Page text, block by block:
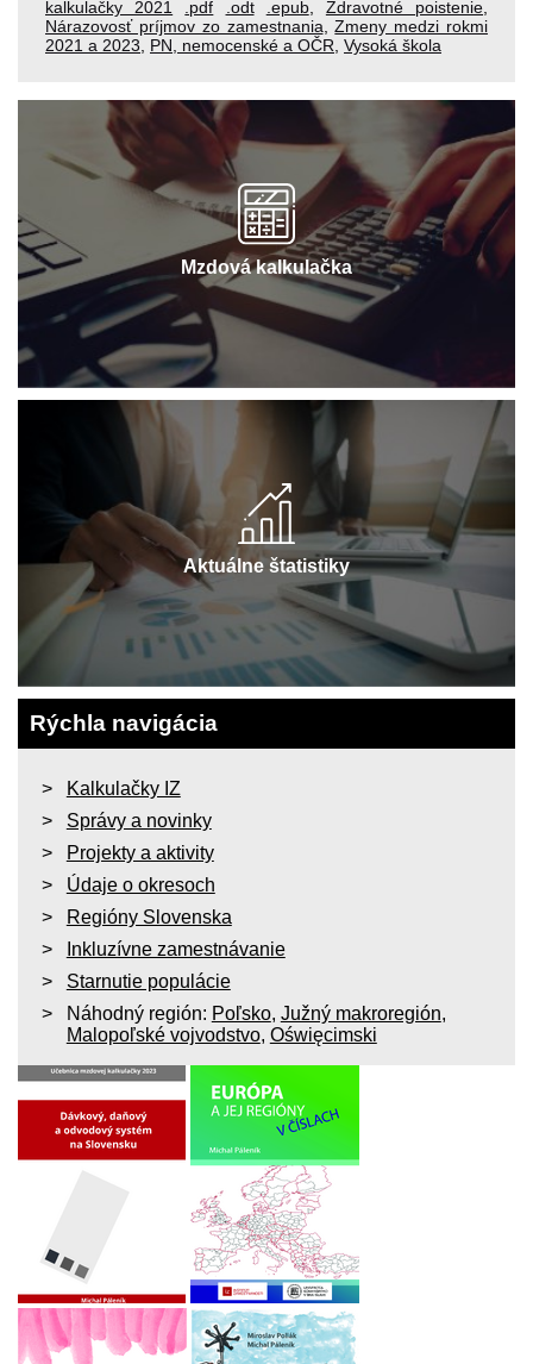
kalkulačky 2021 .pdf .odt .epub, Zdravotné poistenie
Nárazovosť príjmov zo zamestnania ,Zmeny medzi rokmi
2021 a 2023
PN, nemocenské a OČR Vysoká škola
Mzdová kalkulačka
Aktuálne štatistiky
Rýchla navigácia
Kalkulačky IZ
Správy a novinky
Projekty a aktivity
Údaje o okresoch
Regióny Slovenska
Inkluzívne zamestnávanie
Starnutie populácie
Náhodný región: Poľsko, Južný makroregión,
Malopoľské vojvodstvo, Oświęcimski